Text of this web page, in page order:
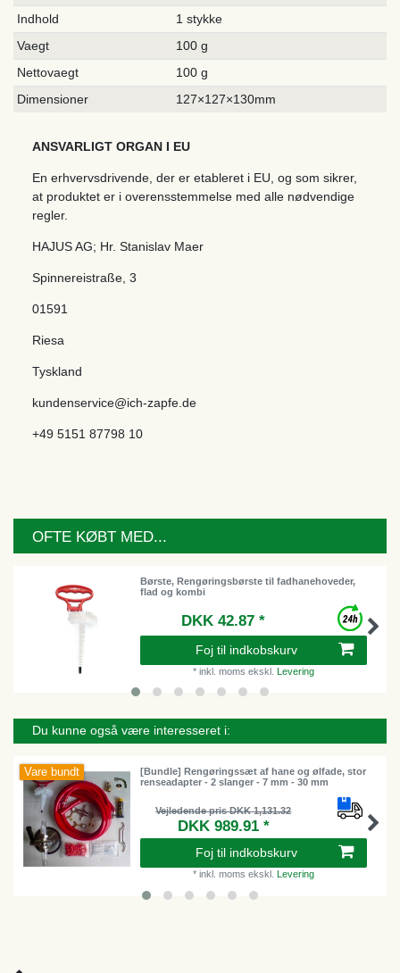
Indhold
1 stykke
Vaegt
100 g
Nettovaegt
100 g
Dimensioner
127×127×130mm
ANSVARLIGT ORGAN I EU
En erhvervsdrivende, der er etableret i EU, og som sikrer,
at produktet er i overensstemmelse med alle nødvendige
regler.
HAJUS AG; Hr. Stanislav Maer
Spinnereistraße 3
01591
Riesa
Tyskland
kundenservice@ich-zapfe.de
+49 5151 87798 10
OFTE KØBT MED...
Børste, Rengøringsbørste til fadhanehoveder,
flad og kombi
DKK 42.87 *
Foj til indkobskurv
* inkl. moms ekskl. Levering
Du kunne også være interesseret i:
Vare bundt
[Bundle] Rengøringssæt af hane og ølfade, stor
renseadapter - 2 slanger - 7 mm - 30 mm
Vejledende pris DKK 1,131.32
DKK 989.91 *
Foj til indkobskurv
* inkl. moms ekskl. Levering